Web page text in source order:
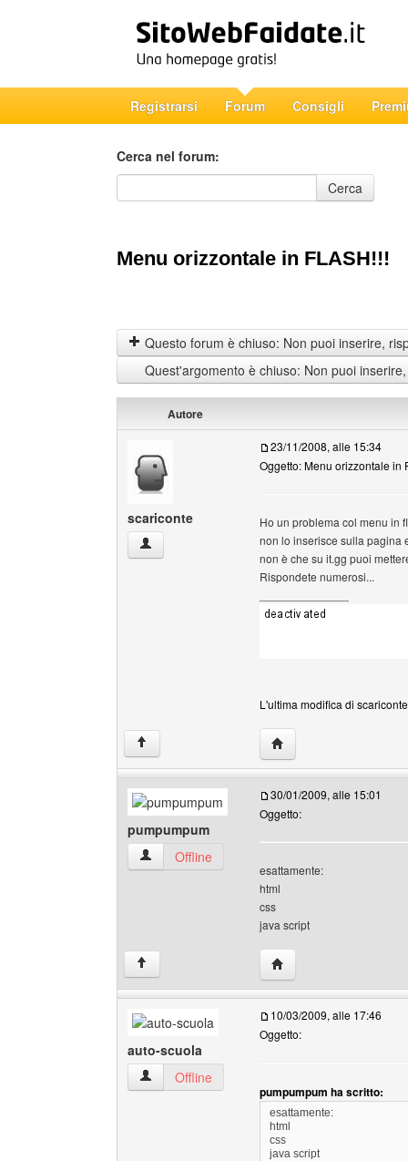
Registrarsi Forum Consigli
Cerca nel forum:
Cerca nel forum
Cerca
Menu orizzontale in FLASH!!!
Questo forum è chiuso: Non puoi inserire,
Quest'argomento è chiuso: Non puoi
Autore
scariconte
scariconte Profilo
23/11/2008, alle 15:34
Oggetto: Menu orizzontale in
Ho un problema col menu in
non lo inserisce sulla pagina
non è che su it.gg puoi
Rispondete numerosi...
L'ultima modifica di
↑ HomePage: scariconte
pumpumpum
pumpumpum Profilo
Offline
30/01/2009, alle 15:01
Oggetto:
esattamente:
html
css
java script
↑ HomePage:
auto-scuola
auto-scuola Profilo
Offline
10/03/2009, alle 17:46
Oggetto:
pumpumpum ha scritto:
esattamente:
html
css
java script